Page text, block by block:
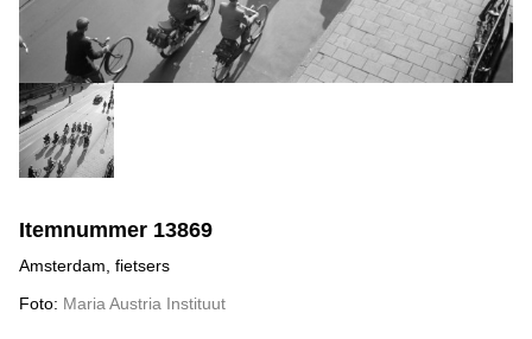
Itemnummer 13869
Amsterdam, fietsers
Foto: Maria Austria Instituut